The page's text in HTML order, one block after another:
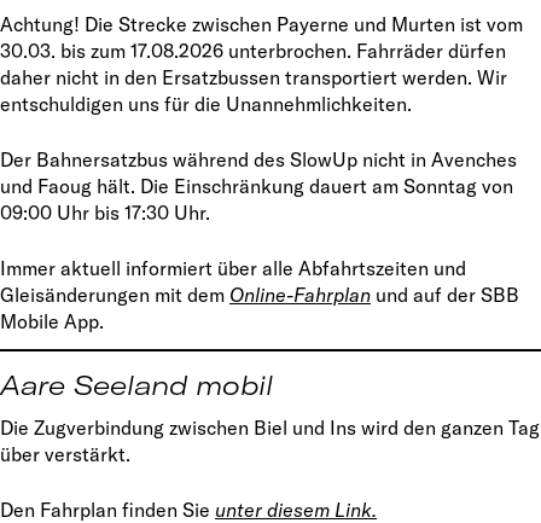
Achtung! Die Strecke zwischen Payerne und Murten ist vom
30.03. bis zum 17.08.2026 unterbrochen. Fahrräder dürfen
daher nicht in den Ersatzbussen transportiert werden. Wir
entschuldigen uns für die Unannehmlichkeiten.
Der Bahnersatzbus während des SlowUp nicht in Avenches
und Faoug hält. Die Einschränkung dauert am Sonntag von
09:00 Uhr bis 17:30 Uhr.
Immer aktuell informiert über alle Abfahrtszeiten und
Gleisänderungen mit dem Online-Fahrplan und auf der SBB
Mobile App.
Aare Seeland mobil
Die Zugverbindung zwischen Biel und Ins wird den ganzen Tag
über verstärkt.
Den Fahrplan finden Sie unter diesem Link.